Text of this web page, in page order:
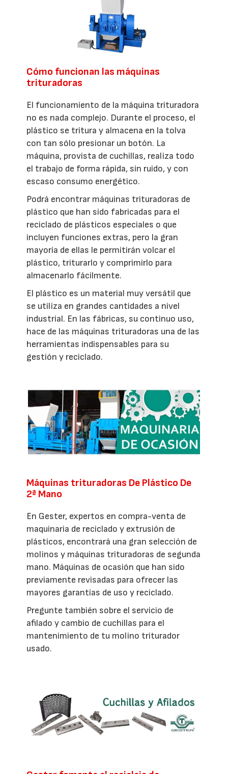
Cómo funcionan las máquinas
trituradoras
El funcionamiento de la máquina trituradora
no es nada complejo. Durante el proceso, el
plástico se tritura y almacena en la tolva
con tan sólo presionar un botón. La
máquina, provista de cuchillas, realiza todo
el trabajo de forma rápida, sin ruido, y con
escaso consumo energético.
Podrá encontrar máquinas trituradoras de
plástico que han sido fabricadas para el
reciclado de plásticos especiales o que
incluyen funciones extras, pero la gran
mayoría de ellas le permitirán volcar el
plástico, triturarlo y comprimirlo para
almacenarlo fácilmente.
El plástico es un material muy versátil que
se utiliza en grandes cantidades a nivel
industrial. En las fábricas, su continuo uso,
hace de las máquinas trituradoras una de las
herramientas indispensables para su
gestión y reciclado.
Máquinas trituradoras De Plástico De
2ª Mano
En Gester, expertos en compra-venta de
maquinaria de reciclado y extrusión de
plásticos, encontrará una gran selección de
molinos y máquinas trituradoras de segunda
mano. Máquinas de ocasión que han sido
previamente revisadas para ofrecer las
mayores garantías de uso y reciclado.
Pregunte también sobre el servicio de
afilado y cambio de cuchillas para el
mantenimiento de tu molino triturador
usado.